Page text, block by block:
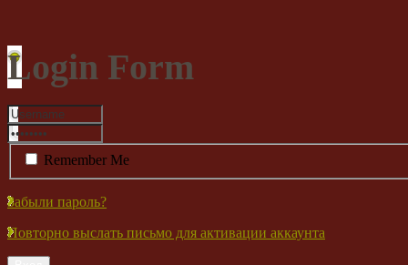
Login Form
Remember Me
Забыли пароль?
Повторно выслать письмо для активации аккаунта